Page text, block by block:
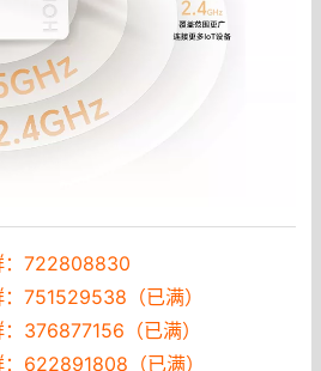
：722808830
：751529538（已满）
：376877156（已满）
622891808（已满）